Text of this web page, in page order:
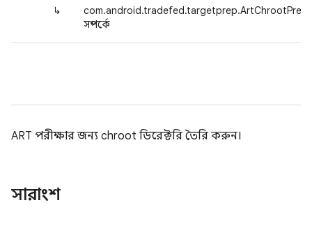
↳
সম্পর্কে
ART পরীক্ষার জন্য chroot ডিরেক্টরি তৈরি করুন।
সারাংশ